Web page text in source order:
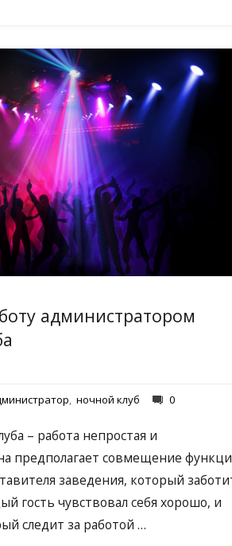
администратором
, ночной клуб 0
– работа непростая и
предполагает совмещение
заведения, который
гость чувствовал себя хорошо, и
следит за работой …